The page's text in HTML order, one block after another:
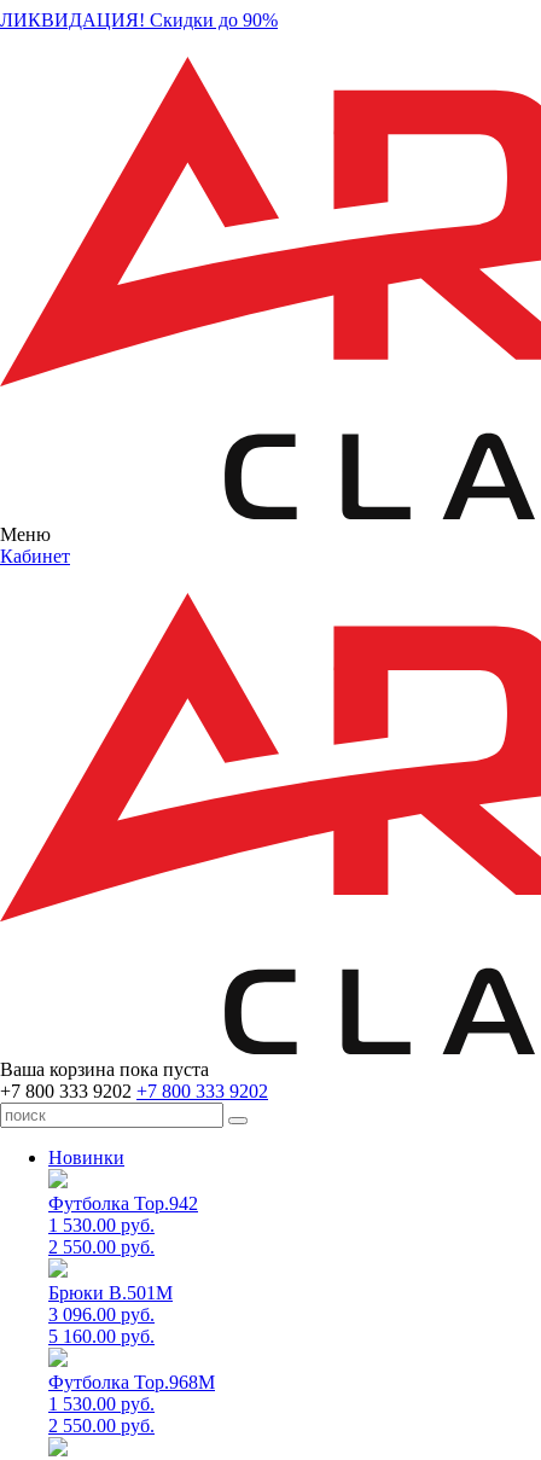
ЛИКВИДАЦИЯ! Скидки до 90%
Меню
Кабинет
Ваша корзина пока пуста
+7 800 333 9202 +7 800 333 9202
Новинки
Футболка Top.942
1 530.00 руб.
2 550.00 руб.
Брюки B.501M
3 096.00 руб.
5 160.00 руб.
Футболка Top.968M
1 530.00 руб.
2 550.00 руб.